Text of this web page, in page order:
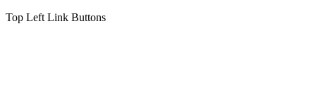
Top Left Link Buttons